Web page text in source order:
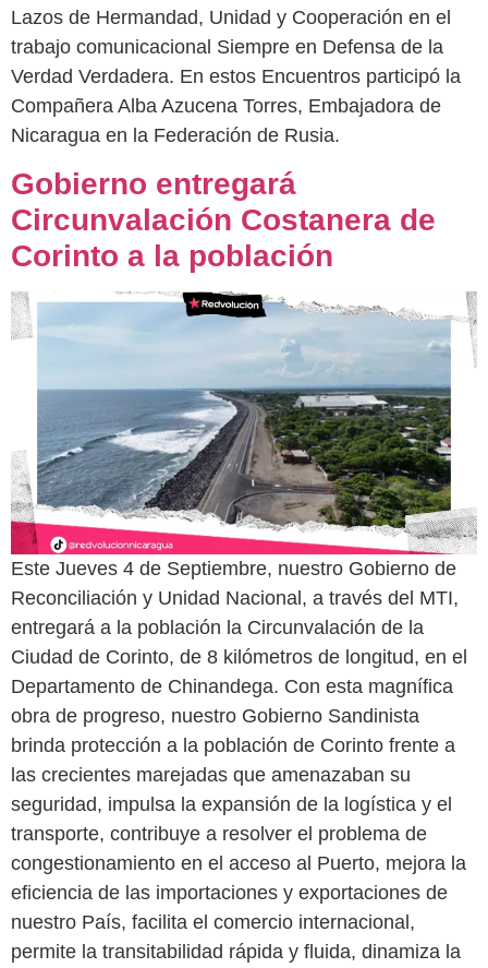
Lazos de Hermandad, Unidad y Cooperación en el
trabajo comunicacional Siempre en Defensa de la
Verdad Verdadera. En estos Encuentros participó la
Compañera Alba Azucena Torres, Embajadora de
Nicaragua en la Federación de Rusia.
Gobierno entregará
Circunvalación Costanera de
Corinto a la población
Este Jueves 4 de Septiembre, nuestro Gobierno de
Reconciliación y Unidad Nacional, a través del MTI,
entregará a la población la Circunvalación de la
Ciudad de Corinto, de 8 kilómetros de longitud, en el
Departamento de Chinandega. Con esta magnífica
obra de progreso, nuestro Gobierno Sandinista
brinda protección a la población de Corinto frente a
las crecientes marejadas que amenazaban su
seguridad, impulsa la expansión de la logística y el
transporte, contribuye a resolver el problema de
congestionamiento en el acceso al Puerto, mejora la
eficiencia de las importaciones y exportaciones de
nuestro País, facilita el comercio internacional,
permite la transitabilidad rápida y fluida, dinamiza la